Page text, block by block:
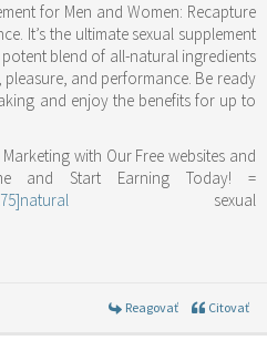
for Men and Women: Recapture
and performance. Be ready
and enjoy the benefits for up to
Marketing with Our Free websites and
and Start Earning Today! =
Reagovať Citovať